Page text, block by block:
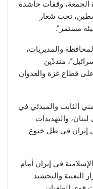
وقفات حاشدة
تحت شعار
مستمر”.
والمديريات،
منددّين
قطاع غزة والعدوان
الثابت والمبدئي في
والتهديدات
إيران في ظل خنوع
في إيران أمام
التعبئة والتحشيد